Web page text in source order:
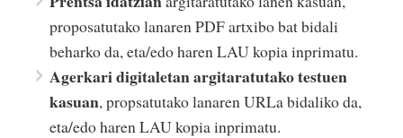
proposatutako lanaren PDF artxibo bat bidali
beharko da, eta/edo haren LAU kopia inprimatu.
Agerkari digitaletan argitaratutako testuen
kasuan, propsatutako lanaren URLa bidaliko da,
eta/edo haren LAU kopia inprimatu.